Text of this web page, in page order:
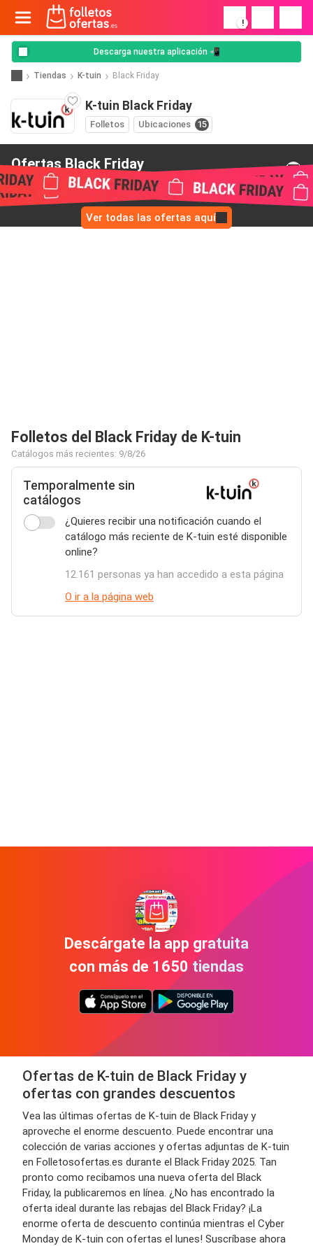
!
Descarga nuestra aplicación 📲
Tiendas K-tuin Black Friday
K-tuin Black Friday
Folletos Ubicaciones 15
Ofertas Black Friday
de K-tuin
Ver todas las ofertas aquí
Folletos del Black Friday de K-tuin
Catálogos más recientes: 9/8/26
Temporalmente sin
catálogos
¿Quieres recibir una notificación cuando el
catálogo más reciente de K-tuin esté disponible
online?
12.161 personas ya han accedido a esta página
O ir a la página web
Descárgate la app gratuita
con más de 1650 tiendas
Ofertas de K-tuin de Black Friday y
ofertas con grandes descuentos
Vea las últimas ofertas de K-tuin de Black Friday y
aproveche el enorme descuento. Puede encontrar una
colección de varias acciones y ofertas adjuntas de K-tuin
en Folletosofertas.es durante el Black Friday 2025. Tan
pronto como recibamos una nueva oferta del Black
Friday, la publicaremos en línea. ¿No has encontrado la
oferta ideal durante las rebajas del Black Friday? ¡La
enorme oferta de descuento continúa mientras el Cyber ​​
Monday de K-tuin con ofertas el lunes! Suscríbase ahora